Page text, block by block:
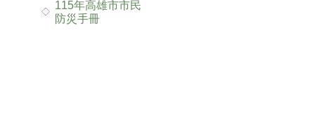
115年高雄市市民
防災手冊